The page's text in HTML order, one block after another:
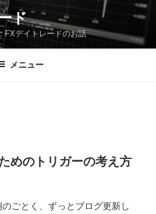
ド
FXデイトレードのお話
メニュー
めのトリガーの考え方
ごとく、ずっとブログ更新し